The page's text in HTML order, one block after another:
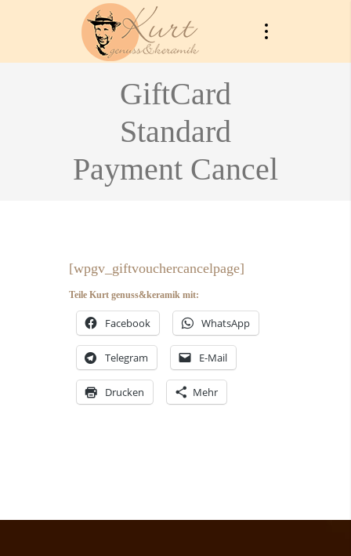
GiftCard
Standard
Payment Cancel
[wpgv_giftvouchercancelpage]
Teile Kurt genuss&keramik mit:
Facebook WhatsApp
Telegram E-Mail
Drucken Mehr